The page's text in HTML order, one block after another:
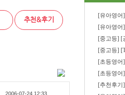
추천&후기
2006-07-24 12:33
[유아영어
[유아영어
[중고등] [
[중고등]
[초등영어
[초등영어
[추천후